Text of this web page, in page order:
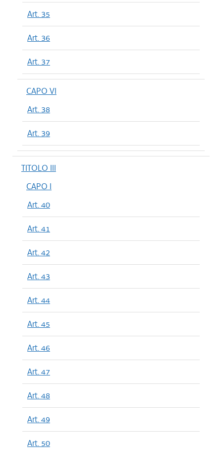
Art. 35
Art. 36
Art. 37
CAPO VI
Art. 38
Art. 39
TITOLO III
CAPO I
Art. 40
Art. 41
Art. 42
Art. 43
Art. 44
Art. 45
Art. 46
Art. 47
Art. 48
Art. 49
Art. 50